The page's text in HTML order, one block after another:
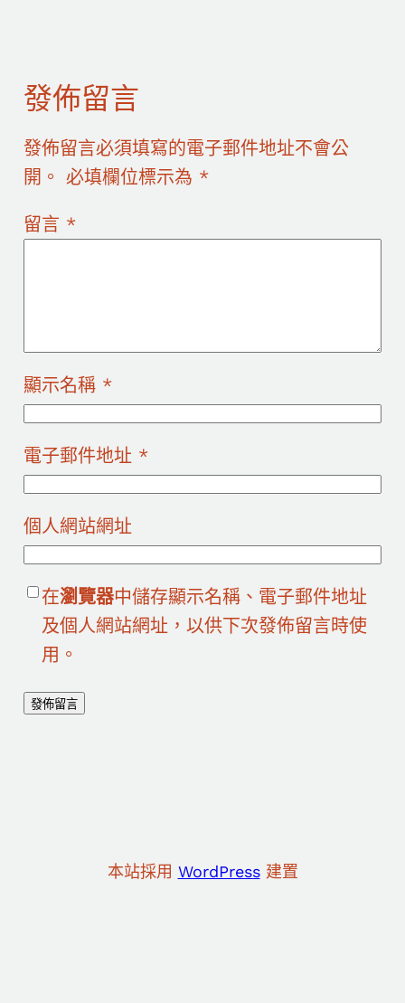
發佈留言
發佈留言必須填寫的電子郵件地址不會公
開。 必填欄位標示為 *
留言 *
顯示名稱 *
電子郵件地址 *
個人網站網址
在瀏覽器中儲存顯示名稱、電子郵件地址
及個人網站網址，以供下次發佈留言時使
用。
本站採用 WordPress建置